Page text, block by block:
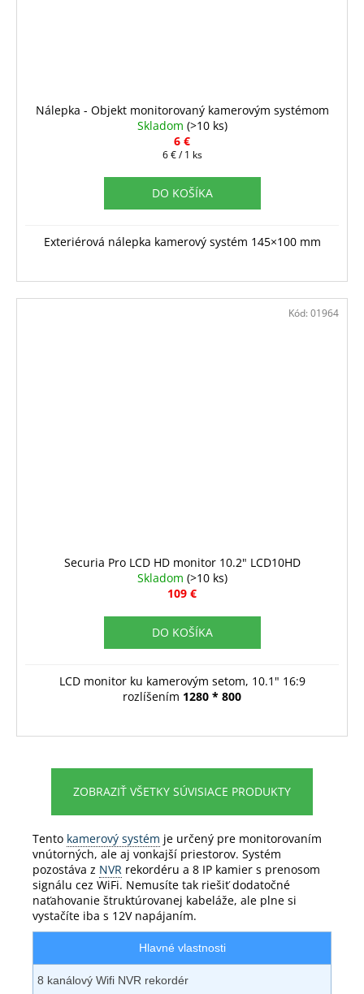
Nálepka - Objekt monitorovaný kamerovým systémom
Skladom (>10 ks)
6 €
Jednotková
6 € / 1 ks
DO KOŠÍKA
Exteriérová nálepka kamerový systém 145×100 mm
Securia Pro LCD HD monitor 10.2" LCD10HD
Skladom (>10 ks)
109 €
DO KOŠÍKA
LCD monitor ku kamerovým setom, 10.1" 16:9
rozlíšením 1280 * 800
Kód: 01964
ZOBRAZIŤ VŠETKY SÚVISIACE PRODUKTY
Tento kamerový systém je určený pre monitorovaním
vnútorných, ale aj vonkajší priestorov. Systém
pozostáva z NVR rekordéru a 8 IP kamier s prenosom
signálu cez WiFi. Nemusíte tak riešiť dodatočné
naťahovanie štruktúrovanej kabeláže, ale plne si
vystačíte iba s 12V napájaním.
Hlavné vlastnosti
8 kanálový Wifi NVR rekordér